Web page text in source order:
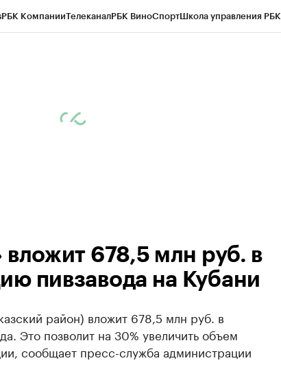
РБК КомпанииТелеканалРБК ВиноСпортШкола управления РБК
вложит 678,5 млн руб. в
пивзавода на Кубани
район) вложит 678,5 млн руб. в
Это позволит на 30% увеличить объем
сообщает пресс-служба администрации